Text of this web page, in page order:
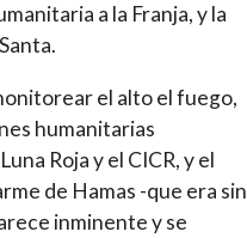
a la Franja, y la
el alto el fuego,
humanitarias
Roja y el CICR, y el
de Hamas -que era sin
inminente y se